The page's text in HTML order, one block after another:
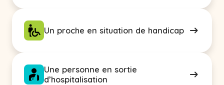
Un proche en situation de handicap
Une personne en sortie
d’hospitalisation